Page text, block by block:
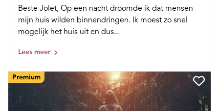
Beste Jolet, Op een nacht droomde ik dat mensen
mijn huis wilden binnendringen. Ik moest zo snel
mogelijk het huis uit en dus...
Lees meer
Premium